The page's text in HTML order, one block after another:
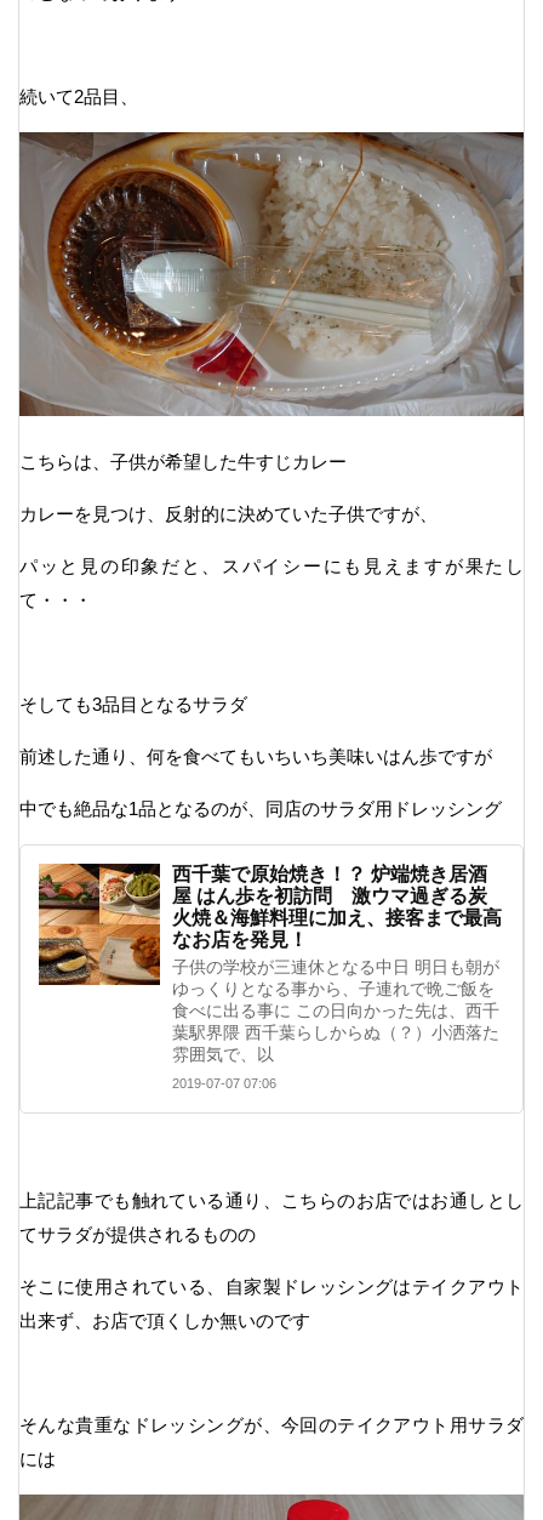
続いて2品目、
こちらは、子供が希望した牛すじカレー
カレーを見つけ、反射的に決めていた子供ですが、
パッと見の印象だと、スパイシーにも見えますが果たし
て・・・
そしても3品目となるサラダ
前述した通り、何を食べてもいちいち美味いはん歩ですが
中でも絶品な1品となるのが、同店のサラダ用ドレッシング
西千葉で原始焼き！？ 炉端焼き居酒
屋 はん歩を初訪問 激ウマ過ぎる炭
火焼＆海鮮料理に加え、接客まで最高
なお店を発見！
子供の学校が三連休となる中日 明日も朝が
ゆっくりとなる事から、子連れで晩ご飯を
食べに出る事に この日向かった先は、西千
葉駅界隈 西千葉らしからぬ（？）小洒落た
雰囲気で、以
2019-07-07 07:06
上記記事でも触れている通り、こちらのお店ではお通しとし
てサラダが提供されるものの
そこに使用されている、自家製ドレッシングはテイクアウト
出来ず、お店で頂くしか無いのです
そんな貴重なドレッシングが、今回のテイクアウト用サラダ
には